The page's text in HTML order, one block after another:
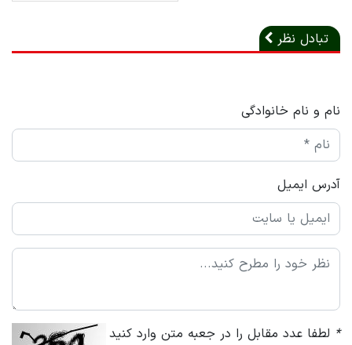
تبادل نظر
نام و نام خانوادگی
آدرس ایمیل
* لطفا عدد مقابل را در جعبه متن وارد کنید